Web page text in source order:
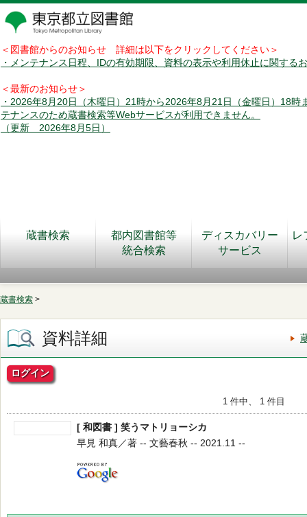
＜図書館からのお知らせ 詳細は以下をクリックしてください＞
・メンテナンス日程、IDの有効期限、資料の表示や利用休止に関する
＜最新のお知らせ＞
・2026年8月20日（木曜日）21時から2026年8月21日（金曜日）18時
テナンスのため蔵書検索等Webサービスが利用できません。
（更新 2026年8月5日）
蔵書検索
都内図書館等
統合検索
ディスカバリー
サービス
レ
蔵書検索 >
資料詳細
ログイン
1 件中、 1 件目
[ 和図書 ] 笑うマトリョーシカ
早見 和真／著 -- 文藝春秋 -- 2021.11 --